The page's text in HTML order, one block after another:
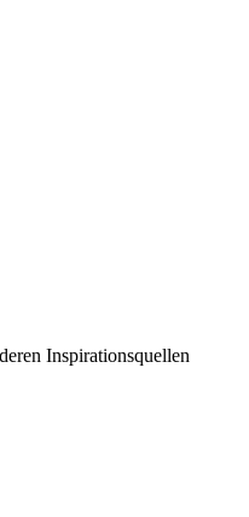
Inspirationsquellen